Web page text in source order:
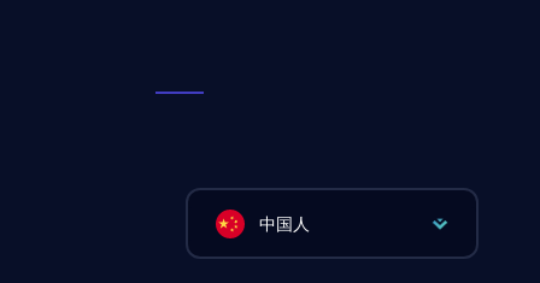
中国人